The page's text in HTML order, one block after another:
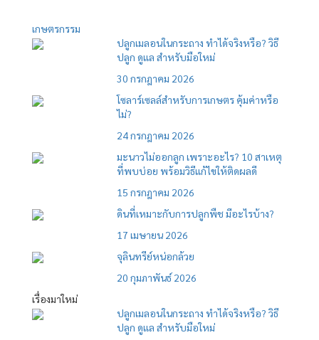
เกษตรกรรม
ปลูกเมลอนในกระถาง ทำได้จริงหรือ? วิธี
ปลูก ดูแล สำหรับมือใหม่
30 กรกฎาคม 2026
โซลาร์เซลล์สำหรับการเกษตร คุ้มค่าหรือ
ไม่?
24 กรกฎาคม 2026
มะนาวไม่ออกลูก เพราะอะไร? 10 สาเหตุ
ที่พบบ่อย พร้อมวิธีแก้ไขให้ติดผลดี
15 กรกฎาคม 2026
ดินที่เหมาะกับการปลูกพืช มีอะไรบ้าง?
17 เมษายน 2026
จุลินทรีย์หน่อกล้วย
20 กุมภาพันธ์ 2026
เรื่องมาใหม่
ปลูกเมลอนในกระถาง ทำได้จริงหรือ? วิธี
ปลูก ดูแล สำหรับมือใหม่